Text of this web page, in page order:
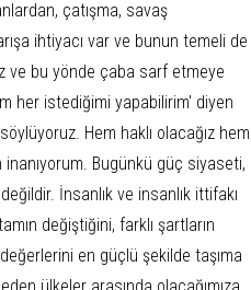
çatışma, savaş
ihtiyacı var ve bunun temeli de
ve bu yönde çaba sarf etmeye
her istediğimi yapabilirim' diyen
Hem haklı olacağız hem
Bugünkü güç siyaseti,
İnsanlık ve insanlık ittifakı
değiştiğini, farklı şartların
en güçlü şekilde taşıma